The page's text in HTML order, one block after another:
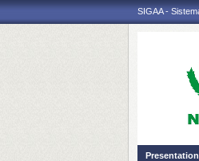
SIGAA -
Presentation